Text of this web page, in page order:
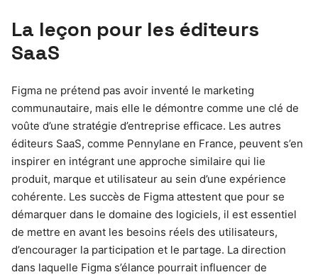
La leçon pour les éditeurs
SaaS
Figma ne prétend pas avoir inventé le marketing
communautaire, mais elle le démontre comme une clé de
voûte d’une stratégie d’entreprise efficace. Les autres
éditeurs SaaS, comme Pennylane en France, peuvent s’en
inspirer en intégrant une approche similaire qui lie
produit, marque et utilisateur au sein d’une expérience
cohérente. Les succès de Figma attestent que pour se
démarquer dans le domaine des logiciels, il est essentiel
de mettre en avant les besoins réels des utilisateurs,
d’encourager la participation et le partage. La direction
dans laquelle Figma s’élance pourrait influencer de